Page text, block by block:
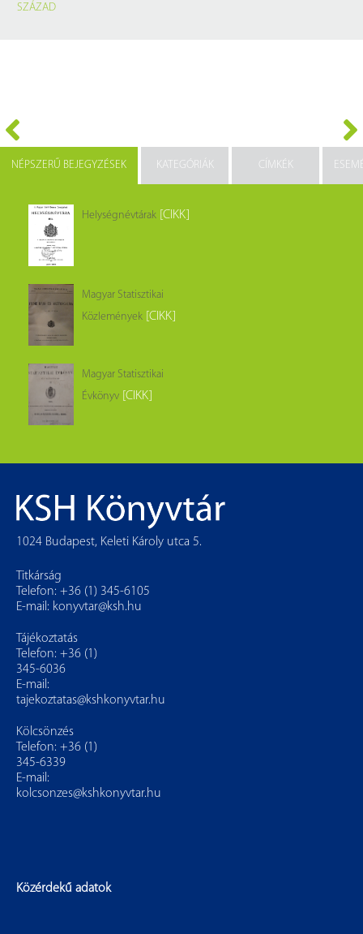
SZÁZAD
NÉPSZERŰ BEJEGYZÉSEK KATEGÓRIÁK CÍMKÉK
Helységnévtárak [CIKK]
Magyar Statisztikai
Közlemények [CIKK]
Magyar Statisztikai
Évkönyv [CIKK]
1024 Budapest, Keleti Károly utca 5.
Titkárság
Telefon: +36 (1) 345-6105
E-mail: konyvtar@ksh.hu
Tájékoztatás
Telefon: +36 (1)
345-6036
E-mail:
tajekoztatas@kshkonyvtar.hu
Kölcsönzés
Telefon: +36 (1)
345-6339
E-mail:
kolcsonzes@kshkonyvtar.hu
Közérdekű adatok